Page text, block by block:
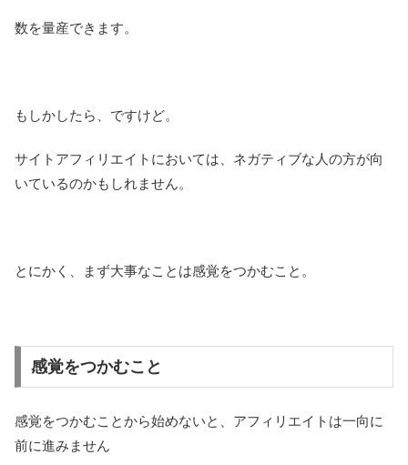
数を量産できます。
もしかしたら、ですけど。
サイトアフィリエイトにおいては、ネガティブな人の方が向
いているのかもしれません。
とにかく、まず大事なことは感覚をつかむこと。
感覚をつかむこと
感覚をつかむことから始めないと、アフィリエイトは一向に
前に進みません